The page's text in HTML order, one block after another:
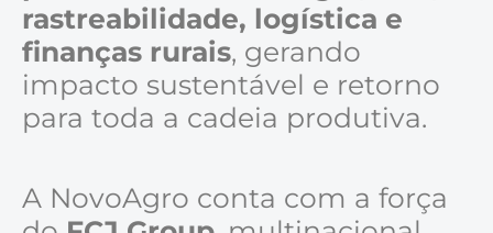
rastreabilidade, logística e
finanças rurais, gerando
impacto sustentável e retorno
para toda a cadeia produtiva.
A NovoAgro conta com a força